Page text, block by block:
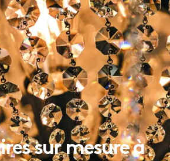
sur mesure à